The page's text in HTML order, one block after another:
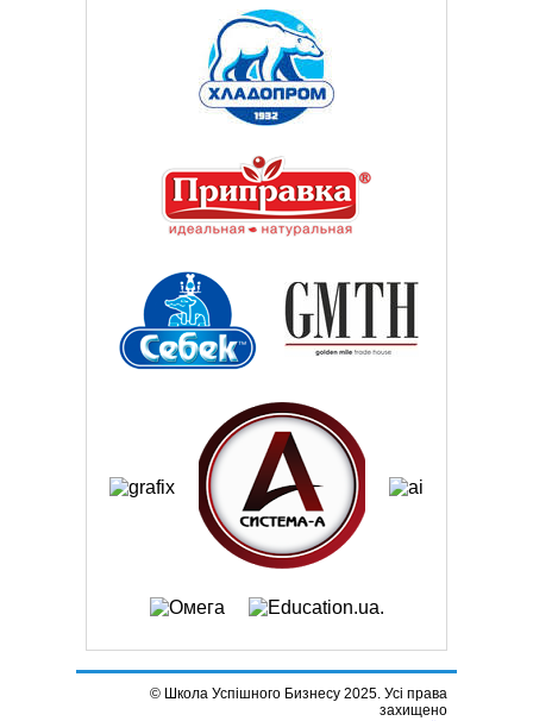
© Школа Успішного Бизнесу 2025. Усі права
захищено